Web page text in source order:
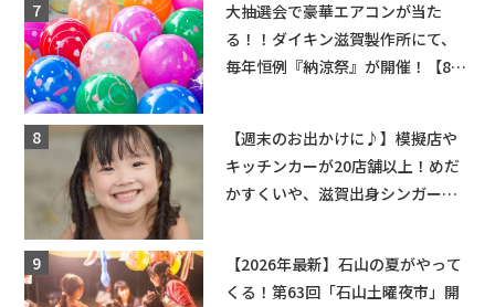
大抽選会で豪華エアコンが当た
る！！ダイキン滋賀製作所にて、
毎年恒例『納涼祭』が開催！【8月
【週末のお出かけに♪】模擬店や
キッチンカーが20店舗以上！めだ
かすくいや、滋賀出身シンガーソ
【2026年最新】石山の夏がやって
くる！第63回「石山土曜夜市」開